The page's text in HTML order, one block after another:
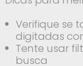
Verifique se
digitadas
Tente usar
busca